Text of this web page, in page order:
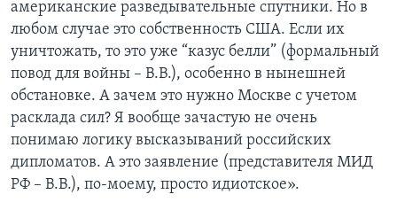
американские разведывательные спутники. Но в
любом случае это собственность США. Если их
уничтожать, то это уже “казус белли” (формальный
повод для войны – В.В.), особенно в нынешней
обстановке. А зачем это нужно Москве с учетом
расклада сил? Я вообще зачастую не очень
понимаю логику высказываний российских
дипломатов. А это заявление (представителя МИД
РФ – В.В.), по-моему, просто идиотское».